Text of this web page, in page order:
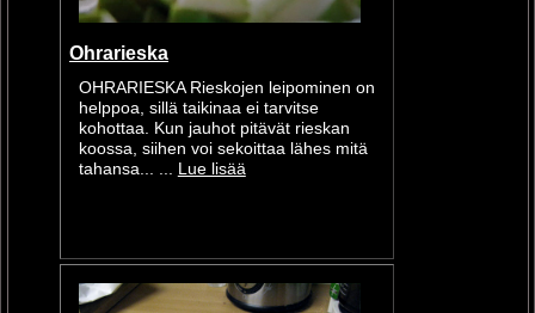
Ohrarieska
OHRARIESKA Rieskojen leipominen on
helppoa, sillä taikinaa ei tarvitse
kohottaa. Kun jauhot pitävät rieskan
koossa, siihen voi sekoittaa lähes mitä
tahansa... ... Lue lisää